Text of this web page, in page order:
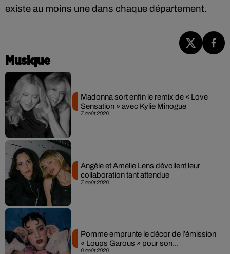
existe au moins une dans chaque département.
Musique
7 août 2026
Madonna sort enfin le remix de « Love
Sensation » avec Kylie Minogue
7 août 2026
Angèle et Amélie Lens dévoilent leur
collaboration tant attendue
6 août 2026
Pomme emprunte le décor de l’émission
« Loups Garous » pour son...